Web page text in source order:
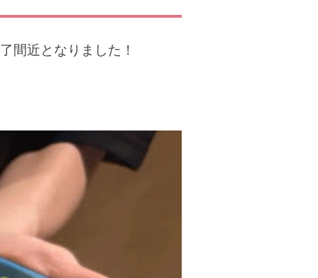
間近となりました！